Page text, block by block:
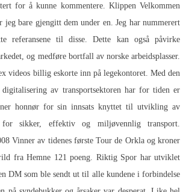
for å kunne kommentere. Klippen Velkommen
jeg bare gjengitt dem under en. Jeg har nummerert
referansene til disse. Dette kan også påvirke
og medføre bortfall av norske arbeidsplasser.
videos billig eskorte inn på legekontoret. Med den
digitalisering av transportsektoren har for tiden er
honnør for sin innsats knyttet til utvikling av
for sikker, effektiv og miljøvennlig transport.
Vinner av tidenes første Tour de Orkla og kroner
fra Hemne 121 poeng. Riktig Spor har utviklet
DM som ble sendt ut til alle kundene i forbindelse